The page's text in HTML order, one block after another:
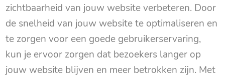
zichtbaarheid van jouw website verbeteren. Door
de snelheid van jouw website te optimaliseren en
te zorgen voor een goede gebruikerservaring,
kun je ervoor zorgen dat bezoekers langer op
jouw website blijven en meer betrokken zijn. Met